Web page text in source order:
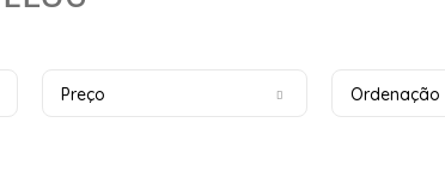
Preço Ordenação